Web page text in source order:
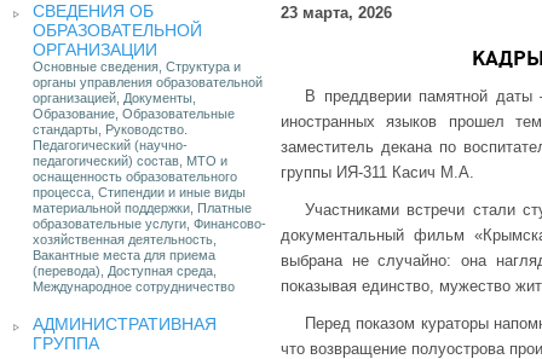
СВЕДЕНИЯ ОБ
ОБРАЗОВАТЕЛЬНОЙ
ОРГАНИЗАЦИИ
Основные сведения, Структура и
органы управления образовательной
организацией, Документы,
Образование, Образовательные
стандарты, Руководство.
Педагогический (научно-
педагогический) состав, МТО и
оснащенность образовательного
процесса, Стипендии и иные виды
материальной поддержки, Платные
образовательные услуги, Финансово-
хозяйственная деятельность,
Вакантные места для приема
(перевода), Доступная среда,
Международное сотрудничество
АДМИНИСТРАТИВНАЯ
ГРУППА
23 марта, 2026
В преддверии памятной
иностранных языков прошел
заместитель декана по
группы ИЯ-311 Касич М.А.
Участниками встречи стали
документальный фильм
выбрана не случайно: она
показывая единство, мужество
Перед показом кураторы
что возвращение полуострова